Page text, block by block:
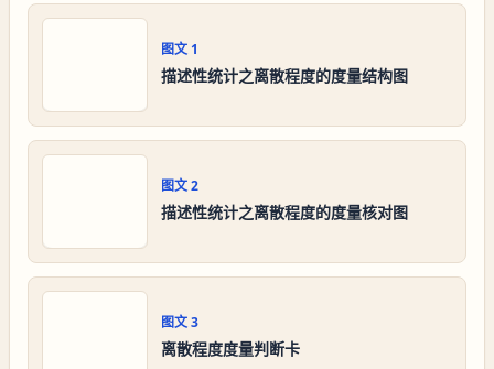
图文 1
描述性统计之离散程度的度量结构图
图文2
描述性统计之离散程度的度量核对图
图文3
离散程度度量判断卡